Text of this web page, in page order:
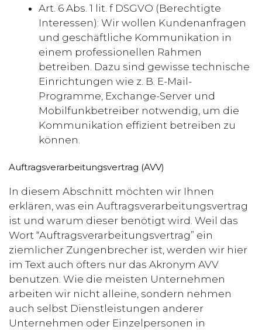
Art. 6 Abs. 1 lit. f DSGVO (Berechtigte
Interessen): Wir wollen Kundenanfragen
und geschäftliche Kommunikation in
einem professionellen Rahmen
betreiben. Dazu sind gewisse technische
Einrichtungen wie z. B. E-Mail-
Programme, Exchange-Server und
Mobilfunkbetreiber notwendig, um die
Kommunikation effizient betreiben zu
können.
Auftragsverarbeitungsvertrag (AVV)
In diesem Abschnitt möchten wir Ihnen
erklären, was ein Auftragsverarbeitungsvertrag
ist und warum dieser benötigt wird. Weil das
Wort “Auftragsverarbeitungsvertrag” ein
ziemlicher Zungenbrecher ist, werden wir hier
im Text auch öfters nur das Akronym AVV
benutzen. Wie die meisten Unternehmen
arbeiten wir nicht alleine, sondern nehmen
auch selbst Dienstleistungen anderer
Unternehmen oder Einzelpersonen in